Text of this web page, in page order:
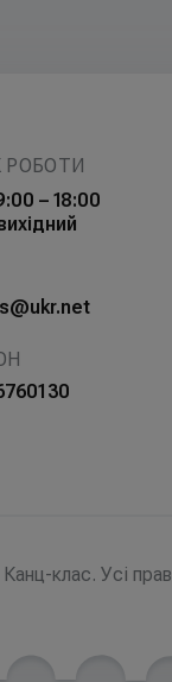
РОБОТИ
– 18:00
клас. Усі